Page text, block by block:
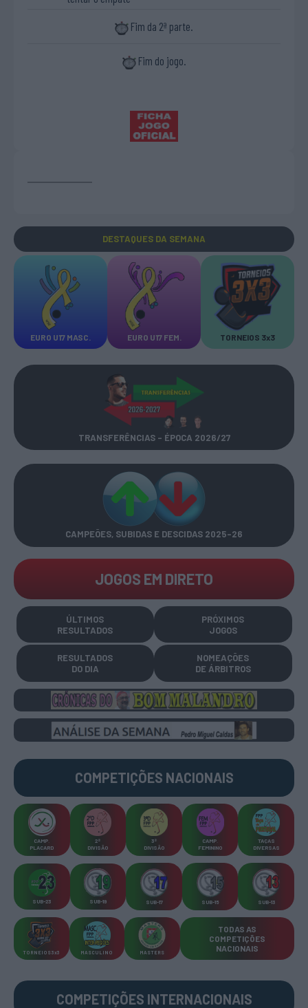
Fim da 2ª parte.
Fim do jogo.
DESTAQUES DA SEMANA
EURO U17 MASC. EURO U17 FEM. TORNEIOS 3x3
TRANSFERÊNCIAS - ÉPOCA 2026/27
CAMPEÕES, SUBIDAS E DESCIDAS 2025-26
JOGOS EM DIRETO
ÚLTIMOS
RESULTADOS
PRÓXIMOS
JOGOS
RESULTADOS
DO DIA
NOMEAÇÕES
DE ÁRBITROS
COMPETIÇÕES NACIONAIS
CAMP
PLACARD
2ª
DIVISÃO
3ª
DIVISÃO
CAMP
FEMININO
TAÇAS
DIVERSAS
SUB-23 SUB-19 SUB-17 SUB-15 SUB-13
TORNEIOS 3x3 MASCULINO MASTERS
TODAS AS
COMPETIÇÕES
NACIONAIS
COMPETIÇÕES INTERNACIONAIS